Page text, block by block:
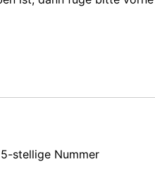
stellige Nummer